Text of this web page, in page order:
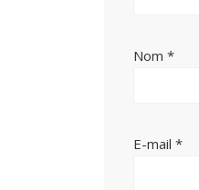
Nom*
E-mail*